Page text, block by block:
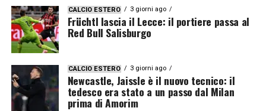
CALCIO ESTERO 3 giorni ago
Früchtl lascia il Lecce: il portiere passa al
Red Bull Salisburgo
CALCIO ESTERO 3 giorni ago
Newcastle, Jaissle è il nuovo tecnico: il
tedesco era stato a un passo dal Milan
prima di Amorim